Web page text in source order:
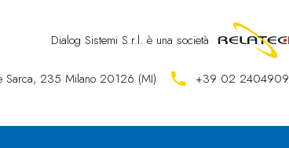
Dialog Sistemi S.r.l. è una società
Sarca, 235 Milano 20126 (MI) +39 02 2404909